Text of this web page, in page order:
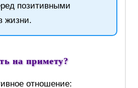
позитивными
жизни.
на примету?
отношение: